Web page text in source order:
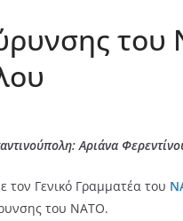
Aριάνα
τον Γενικό Γραμματέα του
του ΝΑΤΟ.